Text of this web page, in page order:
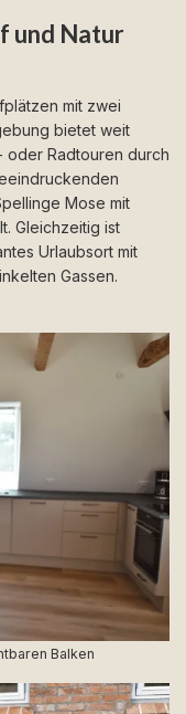
und Natur
mit zwei
bietet weit
oder Radtouren durch
Mose mit
Gleichzeitig ist
Urlaubsort mit
Gassen.
Balken